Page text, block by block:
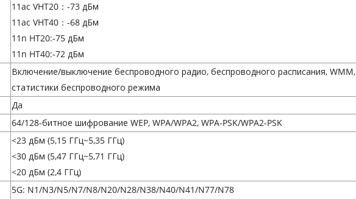
11ac VHT20：-73 дБм
11ac VHT40：-68 дБм
11n HT20:-75 дБм
11n HT40:-72 дБм
Включение/выключение беспроводного радио, беспроводного расписания, WMM,
статистики беспроводного режима
Да
64/128-битное шифрование WEP, WPA/WPA2, WPA-PSK/WPA2-PSK
<23 дБм (5,15 ГГц~5,35 ГГц)
<30 дБм (5,47 ГГц~5,71 ГГц)
<20 дБм (2,4 ГГц)
5G: N1/N3/N5/N7/N8/N20/N28/N38/N40/N41/N77/N78